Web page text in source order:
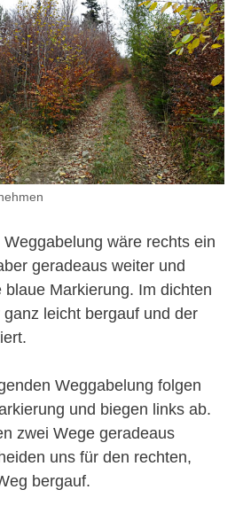
wäre rechts ein
geradeaus weiter und
blaue Markierung. Im dichten
leicht bergauf und der
Weggabelung folgen
und biegen links ab.
zwei Wege geradeaus
uns für den rechten,
bergauf.